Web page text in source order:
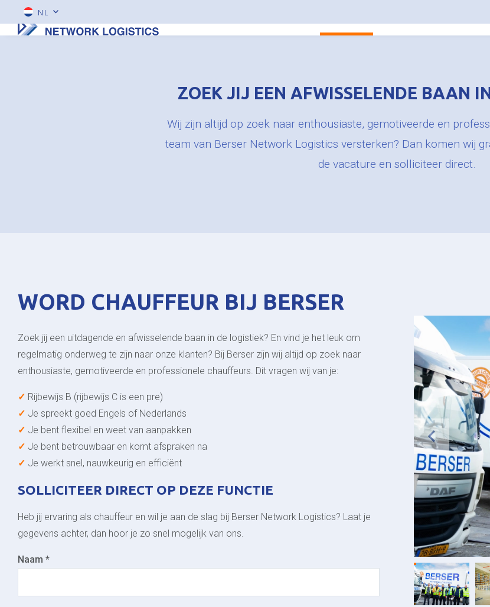
NL
ZOEK JIJ EEN AFWISSELENDE BAAN
Wij zijn altijd op zoek naar enthousiaste, gemotiveerde en
team van Berser Network Logistics versterken? Dan komen wij
de vacature en solliciteer direct.
WORD CHAUFFEUR BIJ BERSER
Zoek jij een uitdagende en afwisselende baan in de logistiek? En vind je het leuk om
regelmatig onderweg te zijn naar onze klanten? Bij Berser zijn wij altijd op zoek naar
enthousiaste, gemotiveerde en professionele chauffeurs. Dit vragen wij van je:
✓ Rijbewijs B (rijbewijs C is een pre)
✓ Je spreekt goed Engels of Nederlands
✓ Je bent flexibel en weet van aanpakken
✓ Je bent betrouwbaar en komt afspraken na
✓ Je werkt snel, nauwkeurig en efficiënt
SOLLICITEER DIRECT OP DEZE FUNCTIE
Heb jij ervaring als chauffeur en wil je aan de slag bij Berser Network Logistics? Laat je
gegevens achter, dan hoor je zo snel mogelijk van ons.
Naam *